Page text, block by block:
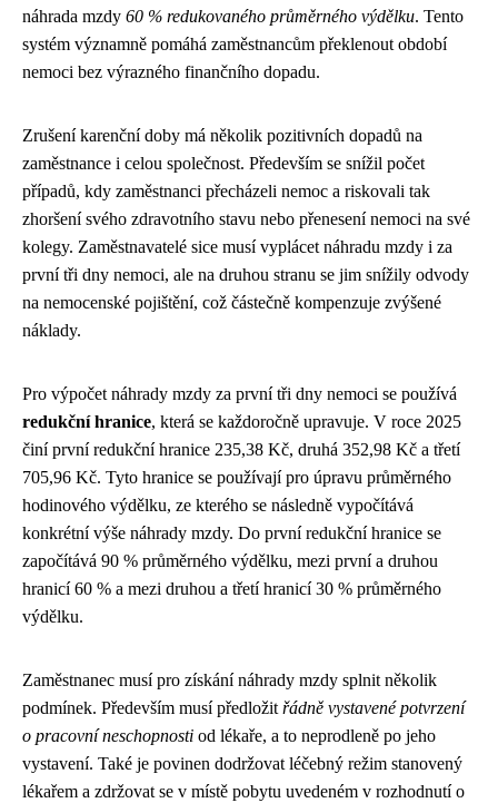
náhrada mzdy 60 % redukovaného průměrného výdělku. Tento
systém významně pomáhá zaměstnancům překlenout období
nemoci bez výrazného finančního dopadu.
Zrušení karenční doby má několik pozitivních dopadů na
zaměstnance i celou společnost. Především se snížil počet
případů, kdy zaměstnanci přecházeli nemoc a riskovali tak
zhoršení svého zdravotního stavu nebo přenesení nemoci na své
kolegy. Zaměstnavatelé sice musí vyplácet náhradu mzdy i za
první tři dny nemoci, ale na druhou stranu se jim snížily odvody
na nemocenské pojištění, což částečně kompenzuje zvýšené
náklady.
Pro výpočet náhrady mzdy za první tři dny nemoci se používá
redukční hranice, která se každoročně upravuje. V roce 2025
činí první redukční hranice 235,38 Kč, druhá 352,98 Kč a třetí
705,96 Kč. Tyto hranice se používají pro úpravu průměrného
hodinového výdělku, ze kterého se následně vypočítává
konkrétní výše náhrady mzdy. Do první redukční hranice se
započítává 90 % průměrného výdělku, mezi první a druhou
hranicí 60 % a mezi druhou a třetí hranicí 30 % průměrného
výdělku.
Zaměstnanec musí pro získání náhrady mzdy splnit několik
podmínek. Především musí předložit řádně vystavené potvrzení
o pracovní neschopnosti od lékaře, a to neprodleně po jeho
vystavení. Také je povinen dodržovat léčebný režim stanovený
lékařem a zdržovat se v místě pobytu uvedeném v rozhodnutí o